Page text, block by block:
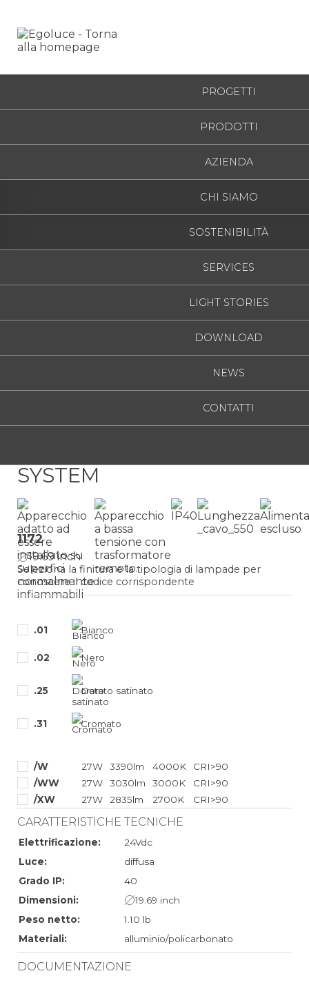
PROGETTI
PRODOTTI
AZIENDA
CHI SIAMO
SOSTENIBILITÀ
SERVICES
LIGHT STORIES
DOWNLOAD
NEWS
CONTATTI
SYSTEM
1172
19.69 inch
Seleziona la finitura e la tipologia di lampade per
conoscere il codice corrispondente
.01 Bianco
.02 Nero
.25 Dorato satinato
.31 Cromato
/W 27W 3390lm 4000K
CRI>90
/WW
27W 3030lm 3000K
CRI>90
/XW
27W 2835lm 2700K CRI>90
CARATTERISTICHE TECNICHE
Elettrificazione:
24Vdc
Luce:
diffusa
Grado IP:
40
Dimensioni:
19.69 inch
Peso netto:
1.10 lb
Materiali:
alluminio/policarbonato
DOCUMENTAZIONE